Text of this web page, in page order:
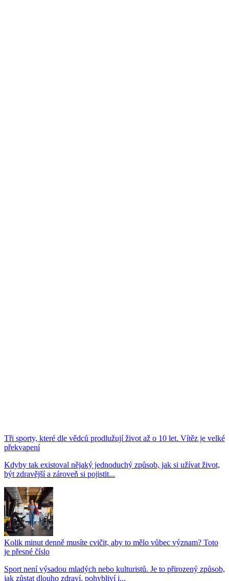
Tři sporty, které dle vědců prodlužují život až o 10 let. Vítěz je velké
překvapení
Kdyby tak existoval nějaký jednoduchý způsob, jak si užívat život,
být zdravější a zároveň si pojistit...
Kolik minut denně musíte cvičit, aby to mělo vůbec význam? Toto
je přesné číslo
Sport není výsadou mladých nebo kulturistů. Je to přirozený způsob,
jak zůstat dlouho zdraví, pohybliví i...